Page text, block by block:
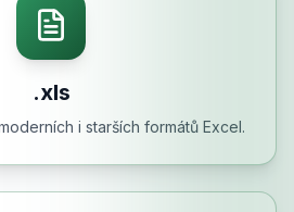
.xls
i starších formátů Excel.